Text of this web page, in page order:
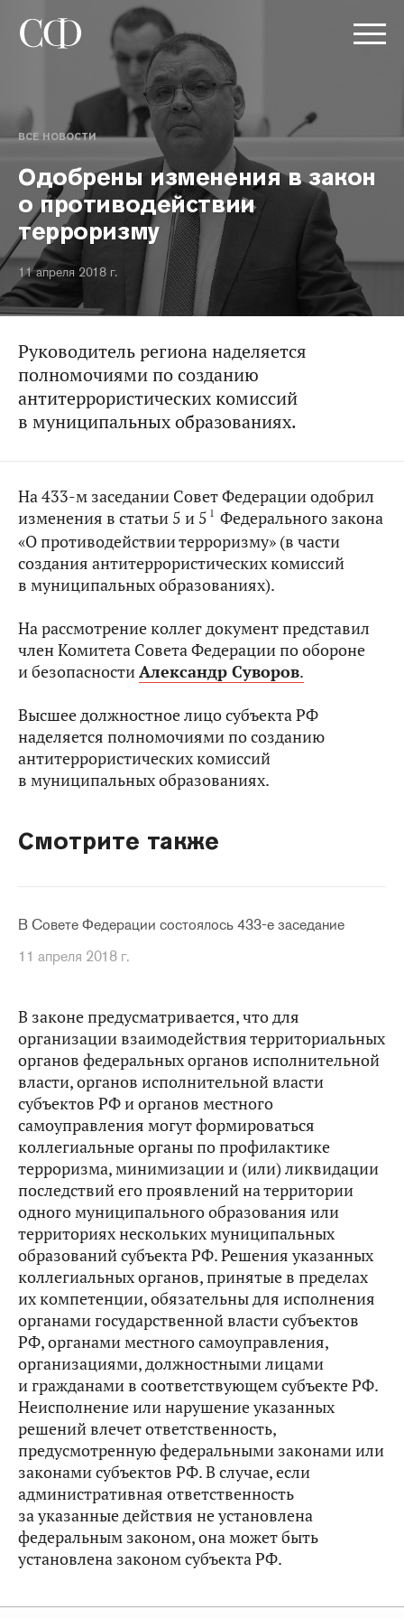
ВСЕ НОВОСТИ
Одобрены изменения в закон
о противодействии
терроризму
11 апреля 2018 г.
Руководитель региона наделяется
полномочиями по созданию
антитеррористических комиссий
в муниципальных образованиях.
На 433-м заседании Совет Федерации одобрил
изменения в статьи 5 и 5 1 Федерального закона
«О противодействии терроризму» (в части
создания антитеррористических комиссий
в муниципальных образованиях).
На рассмотрение коллег документ представил
член Комитета Совета Федерации по обороне
и безопасностиАлександр Суворов.
Высшее должностное лицо субъекта РФ
наделяется полномочиями по созданию
антитеррористических комиссий
в муниципальных образованиях.
Смотрите также
В Совете Федерации состоялось 433-е заседание
11 апреля 2018 г.
В законе предусматривается, что для
организации взаимодействия территориальных
органов федеральных органов исполнительной
власти, органов исполнительной власти
субъектов РФ и органов местного
самоуправления могут формироваться
коллегиальные органы по профилактике
терроризма, минимизации и (или) ликвидации
последствий его проявлений на территории
одного муниципального образования или
территориях нескольких муниципальных
образований субъекта РФ. Решения указанных
коллегиальных органов, принятые в пределах
их компетенции, обязательны для исполнения
органами государственной власти субъектов
РФ, органами местного самоуправления,
организациями, должностными лицами
и гражданами в соответствующем субъекте РФ.
Неисполнение или нарушение указанных
решений влечет ответственность,
предусмотренную федеральными законами или
законами субъектов РФ. В случае, если
административная ответственность
за указанные действия не установлена
федеральным законом, она может быть
установлена законом субъекта РФ.